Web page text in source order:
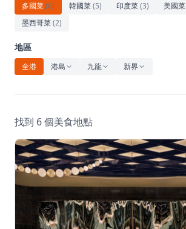
休閒
音樂
多國菜(6) 韓國菜(5) 印度菜(3) 美國菜
墨西哥菜(2)
地區
全港 港島 九龍 新界
找到 6 個美食地點